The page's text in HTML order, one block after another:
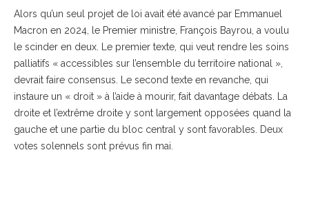
Alors qu’un seul projet de loi avait été avancé par Emmanuel
Macron en 2024, le Premier ministre, François Bayrou, a voulu
le scinder en deux. Le premier texte, qui veut rendre les soins
palliatifs « accessibles sur l’ensemble du territoire national »,
devrait faire consensus. Le second texte en revanche, qui
instaure un « droit » à l’aide à mourir, fait davantage débats. La
droite et l’extrême droite y sont largement opposées quand la
gauche et une partie du bloc central y sont favorables. Deux
votes solennels sont prévus fin mai.